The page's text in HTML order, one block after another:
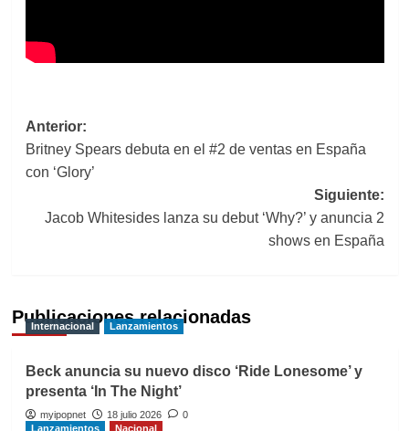
Navegación
de
entradas
Anterior:
Britney Spears debuta en el #2 de ventas en España
con ‘Glory’
Siguiente:
Jacob Whitesides lanza su debut ‘Why?’ y anuncia 2
shows en España
Publicaciones relacionadas
Internacional Lanzamientos
Beck anuncia su nuevo disco ‘Ride Lonesome’ y
presenta ‘In The Night’
myipopnet 18 julio 2026
0
Lanzamientos
Nacional